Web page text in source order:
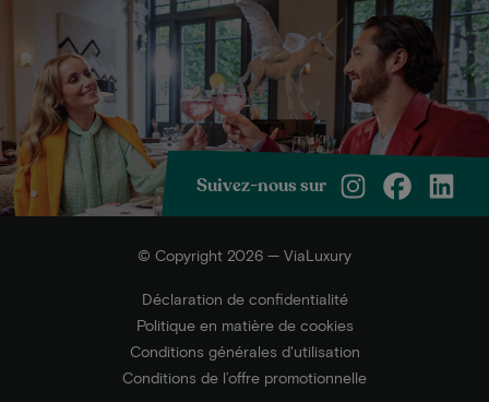
Suivez-nous sur
© Copyright 2026 — ViaLuxury
Déclaration de confidentialité
Politique en matière de cookies
Conditions générales d'utilisation
Conditions de l’offre promotionnelle